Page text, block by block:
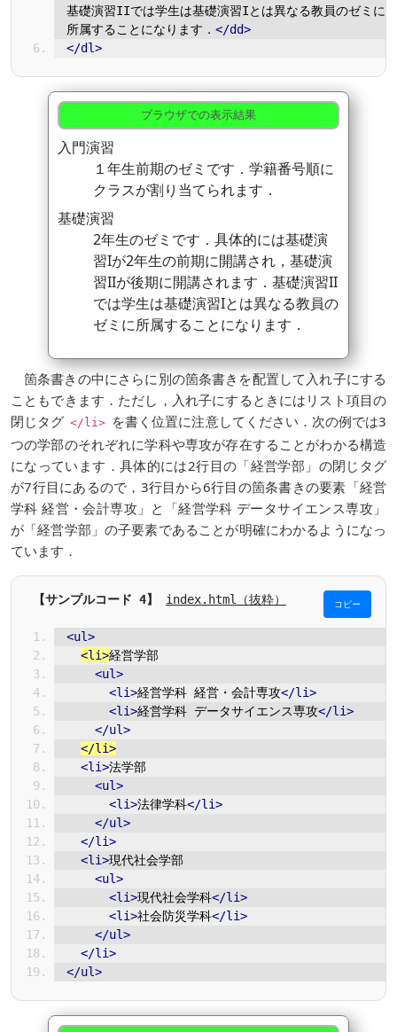
基礎演習IIでは学生は基礎演習Iとは異なる教員のゼミに
所属することになります． </dd>
</dl>
ブラウザでの表示結果
入門演習
１年生前期のゼミです．学籍番号順に
クラスが割り当てられます．
基礎演習
2年生のゼミです．具体的には基礎演
習Iが2年生の前期に開講され，基礎演
習IIが後期に開講されます．基礎演習II
では学生は基礎演習Iとは異なる教員の
ゼミに所属することになります．
箇条書きの中にさらに別の箇条書きを配置して入れ子にする
こともできます．ただし，入れ子にするときにはリスト項目の
閉じタグ </li> を書く位置に注意してください．次の例では3
つの学部のそれぞれに学科や専攻が存在することがわかる構造
になっています．具体的には2行目の「経営学部」の閉じタグ
が7行目にあるので，3行目から6行目の箇条書きの要素「経営
学科 経営・会計専攻」と「経営学科 データサイエンス専攻」
が「経営学部」の子要素であることが明確にわかるようになっ
ています．
index.html（抜粋） コピー
<ul>
<li>経営学部
<ul>
<li>経営学科 経営・会計専攻</li>
<li>経営学科 データサイエンス専攻</li>
</ul>
</li>
<li>法学部
<ul>
<li>法律学科</li>
</ul>
</li>
<li>現代社会学部
<ul>
<li>現代社会学科</li>
<li>社会防災学科</li>
</ul>
</li>
</ul>